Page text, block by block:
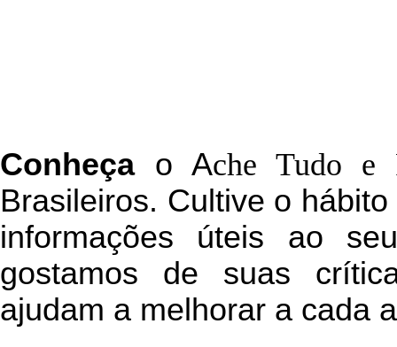
Conheçao Ache Tudo e
Brasileiros. Cultive o
informações úteis ao
gostamos de suas
ajudam a melhorar a cada